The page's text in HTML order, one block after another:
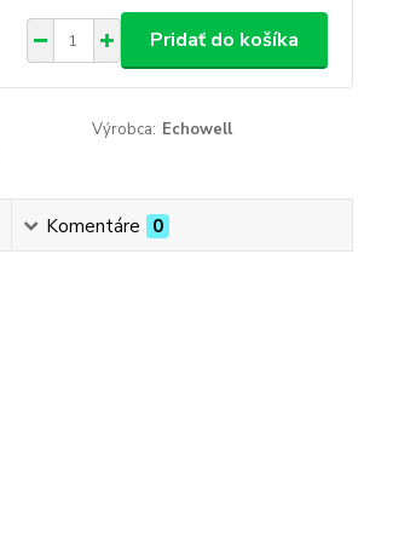
Pridať do košíka
Výrobca: Echowell
Komentáre 0